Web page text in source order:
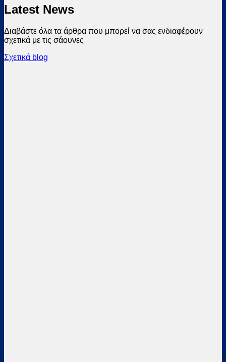
Latest News
Διαβάστε όλα τα άρθρα που μπορεί να σας ενδιαφέρουν
σχετικά με τις σάουνες
Σχετικά blog